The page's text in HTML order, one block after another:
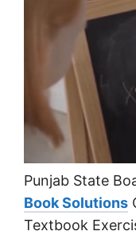
Punjab State
Book Solutions
Textbook